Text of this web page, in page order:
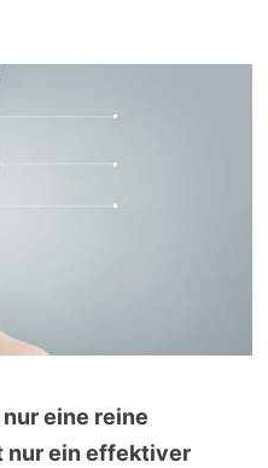
eine reine
nur ein effektiver